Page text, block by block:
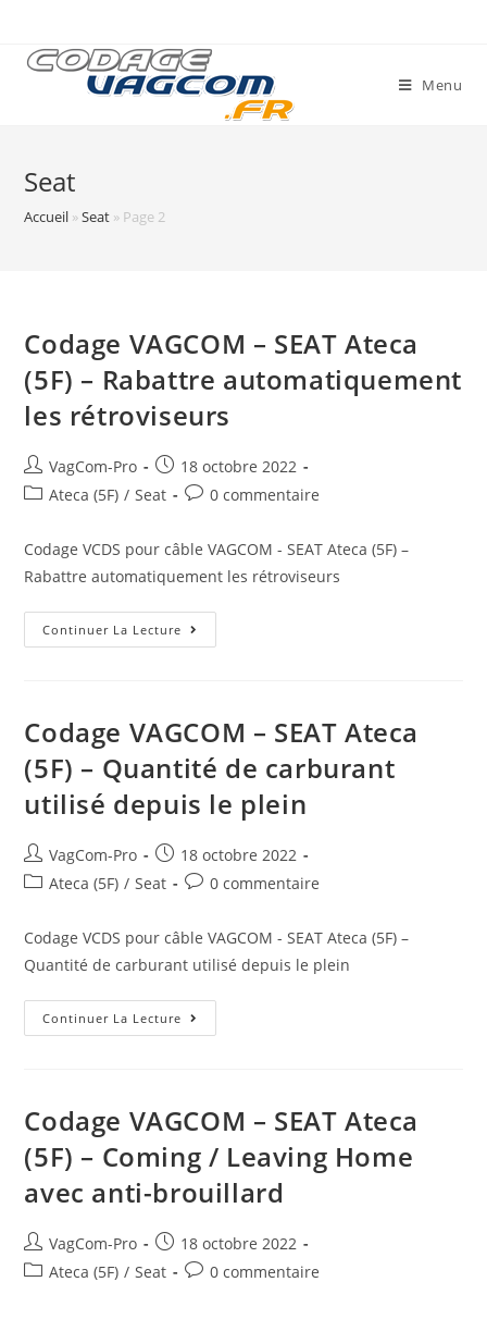
content
Menu
Seat
Accueil »Seat » Page 2
Codage VAGCOM – SEAT Ateca
(5F) – Rabattre automatiquement
les rétroviseurs
Auteur/autrice
de
VagCom-Pro
Post
published:
18 octobre 2022
PostAteca (5F) / Seat
Post0 commentaire
Codage VCDS pour câble VAGCOM - SEAT Ateca (5F) –
Rabattre automatiquement les rétroviseurs
Continuer La Lecture Codage
VAGCOM
–
Rabattre
Les
Rétroviseurs
Codage VAGCOM – SEAT Ateca
(5F) – Quantité de carburant
utilisé depuis le plein
Auteur/autrice
de
VagCom-Pro
Post
published:
18 octobre 2022
PostAteca (5F) / Seat
Post0 commentaire
Codage VCDS pour câble VAGCOM - SEAT Ateca (5F) –
Quantité de carburant utilisé depuis le plein
Continuer La Lecture Codage
VAGCOM
–
Quantité
Carburant
Utilisé
Depuis
Le
Codage VAGCOM – SEAT Ateca
(5F) – Coming / Leaving Home
avec anti-brouillard
Auteur/autrice
de
VagCom-Pro
Post
published:
18 octobre 2022
PostAteca (5F) / Seat
Post0 commentaire